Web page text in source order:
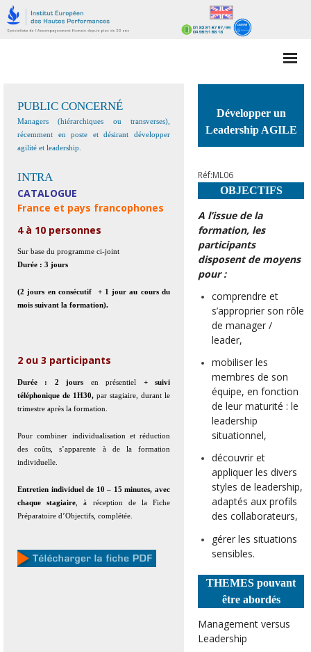
QUI SOMMES NOUS?
GESTION DES TALENTS & CARRIÈRES
FORMATIONS
INTELLIGENCE COLLECTIVE
ACCOMPAGNEMENTS
IMMERSIONS
PRESENTIEL ou à DISTANCE ?
CONTACTS & INSCRIPTIONS
Développer un
Leadership AGILE
PUBLIC CONCERNÉ
Managers (hiérarchiques ou transverses),
récemment en poste et désirant développer
agilité et leadership.
INTRA
CATALOGUE
France et pays francophones
4 à 10 personnes
Sur base du programme ci-joint
Durée : 3 jours
(2 jours en consécutif + 1 jour au cours du
mois suivant la formation).
2 ou 3 participants
Durée : 2 jours en présentiel + suivi
téléphonique de 1H30, par stagiaire, durant le
trimestre après la formation.
Pour combiner individualisation et réduction
des coûts, s’apparente à de la formation
individuelle.
Entretien individuel de 10 – 15 minutes, avec
chaque stagiaire , à réception de la Fiche
Préparatoire d’Objectifs, complétée.
Réf:ML06
OBJECTIFS
A l’issue de la
formation, les
participants
disposent de moyens
pour:
comprendre et
s’approprier son rôle
de manager /
leader,
mobiliser les
membres de son
équipe, en fonction
de leur maturité : le
leadership
situationnel,
découvrir et
appliquer les divers
styles de leadership,
adaptés aux profils
des collaborateurs,
gérer les situations
sensibles.
THEMES pouvant
être abordés
Management versus
Leadership